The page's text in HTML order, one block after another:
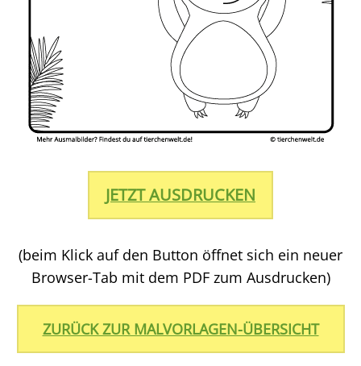
JETZT AUSDRUCKEN
(beim Klick auf den Button öffnet sich ein neuer
Browser-Tab mit dem PDF zum Ausdrucken)
ZURÜCK ZUR MALVORLAGEN-ÜBERSICHT